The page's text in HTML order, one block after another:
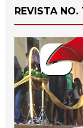
REVISTA NO.